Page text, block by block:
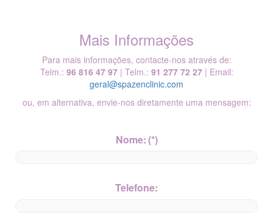
Mais Informações
Para mais informações, contacte-nos através de:
Telm.: 96 816 47 97| Telm.: 91 277 72 27| Email:
geral@spazenclinic.com
ou, em alternativa, envie-nos diretamente uma mensagem:
Nome:(*)
Telefone: